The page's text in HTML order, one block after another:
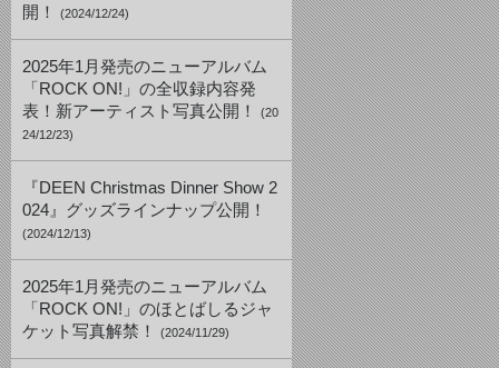
開！
(2024/12/24)
2025年1月発売のニューアルバム
「ROCK ON!」の全収録内容発
表！新アーティスト写真公開！
(20
24/12/23)
『DEEN Christmas Dinner Show 2
024』グッズラインナップ公開！
(2024/12/13)
2025年1月発売のニューアルバム
「ROCK ON!」のほとばしるジャ
ケット写真解禁！
(2024/11/29)